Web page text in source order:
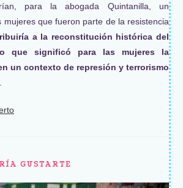
para la abogada Quintanilla, un
mujeres que fueron parte de la resistencia
a la reconstitución histórica del
que significó para las mujeres la
un contexto de represión y terrorismo
GUSTARTE